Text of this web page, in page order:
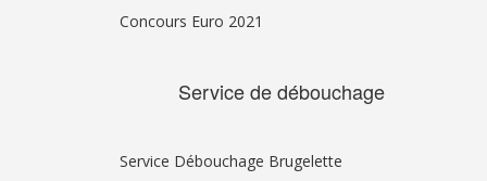
Concours Euro 2021
Service de débouchage
Service Débouchage Brugelette